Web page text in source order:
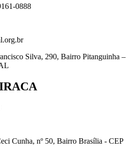
0888
Silva, 290, Bairro Pitanguinha –
Cunha, nº 50, Bairro Brasília - CEP